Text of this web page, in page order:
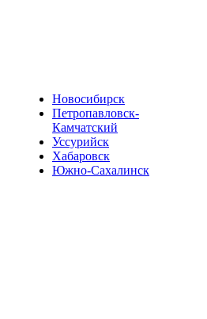
Новосибирск
Петропавловск-
Камчатский
Уссурийск
Хабаровск
Южно-Сахалинск